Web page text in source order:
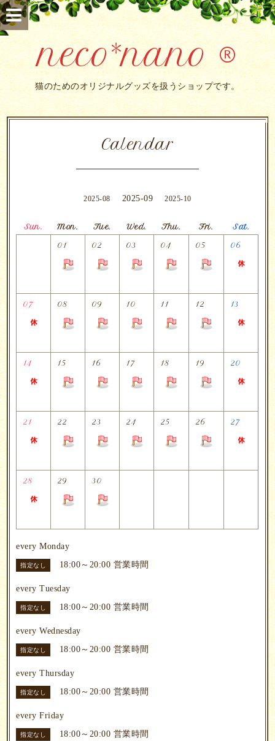
neco*nano ®
猫のためのオリジナルグッズを扱うショップです。
Calendar
2025-08 2025-09 2025-10
Sun. Mon. Tue. Wed. Thu. Fri.
Sat.
01
02 03 04 05 06
07 08 09 10 11 12 13
14 15 16 17 18 19 20
21 22 23 24 25 26 27
28 29 30
every Monday
指定なし 18:00～20:00 営業時間
every Tuesday
指定なし 18:00～20:00 営業時間
every Wednesday
指定なし 18:00～20:00 営業時間
every Thursday
指定なし 18:00～20:00 営業時間
every Friday
指定なし 18:00～20:00 営業時間